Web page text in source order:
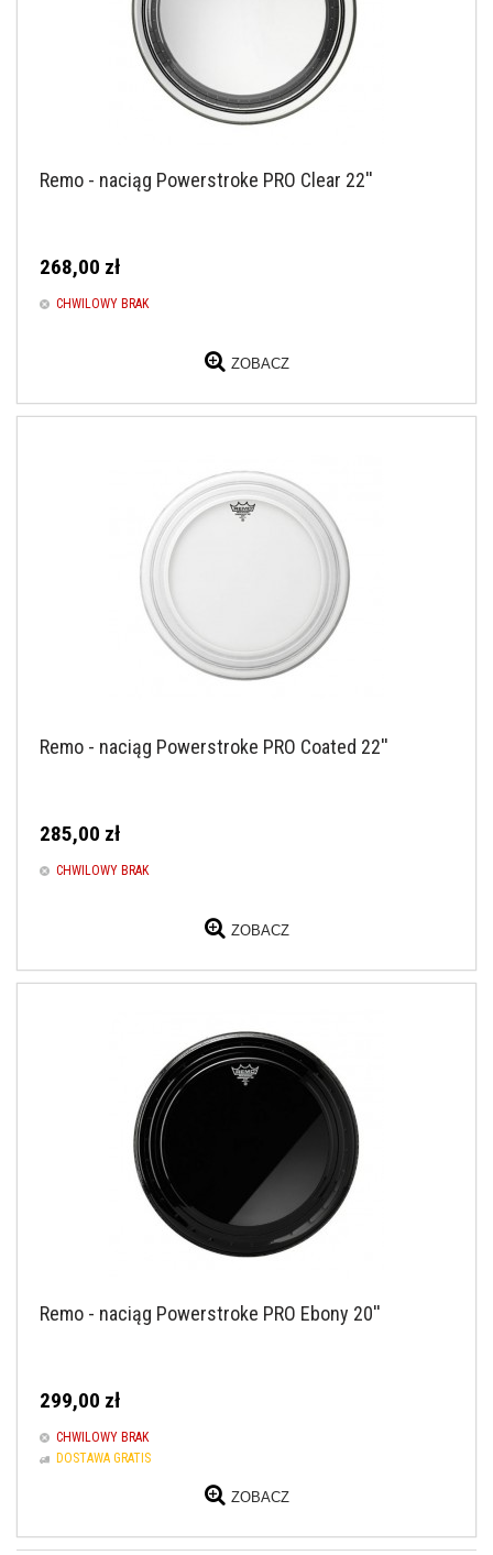
Remo - naciąg Powerstroke PRO Clear 22''
268,00 zł
CHWILOWY BRAK
ZOBACZ
Remo - naciąg Powerstroke PRO Coated 22''
285,00 zł
CHWILOWY BRAK
ZOBACZ
Remo - naciąg Powerstroke PRO Ebony 20''
299,00 zł
CHWILOWY BRAK
DOSTAWA GRATIS
ZOBACZ